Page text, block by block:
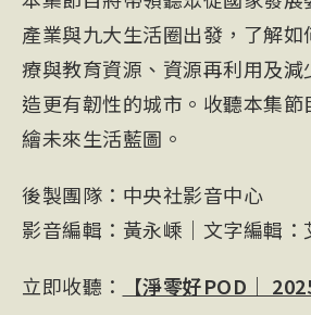
產業與九大生活圈出發，了解
療與教育資源、資源再利用及
造更有韌性的城市。收聽本集
繪未來生活藍圖。
後製團隊：中央社影音中心
影音編輯：黃永嵊｜文字編輯：
立即收聽：
【淨零好POD｜